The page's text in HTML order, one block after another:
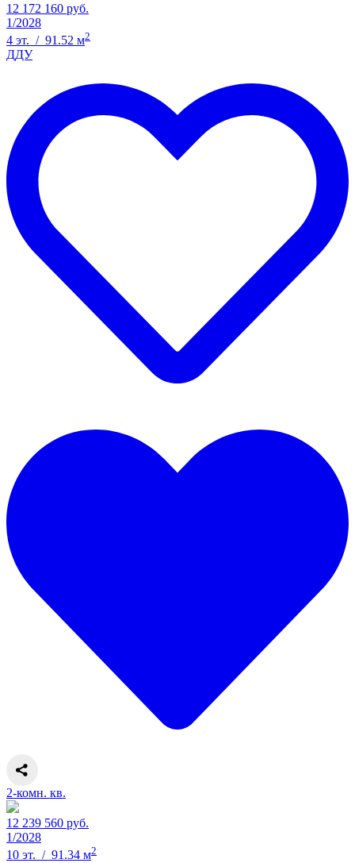
12 172 160 руб.
1/2028
4 эт. / 91.52 м2
ДДУ
2-комн. кв.
12 239 560 руб.
1/2028
10 эт. / 91.34 м2